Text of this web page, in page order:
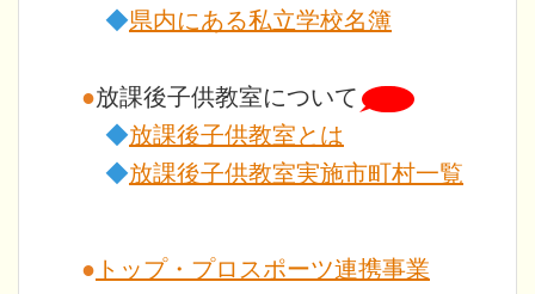
◆県内にある私立学校名簿
●放課後子供教室について
◆放課後子供教室とは
◆放課後子供教室実施市町村一覧
● トップ・プロスポーツ連携事業